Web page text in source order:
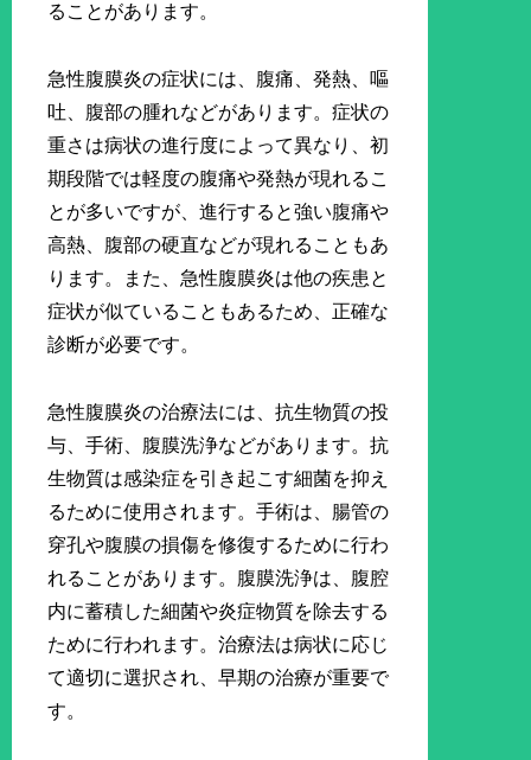
ることがあります。
急性腹膜炎の症状には、腹痛、発熱、嘔
吐、腹部の腫れなどがあります。症状の
重さは病状の進行度によって異なり、初
期段階では軽度の腹痛や発熱が現れるこ
とが多いですが、進行すると強い腹痛や
高熱、腹部の硬直などが現れることもあ
ります。また、急性腹膜炎は他の疾患と
症状が似ていることもあるため、正確な
診断が必要です。
急性腹膜炎の治療法には、抗生物質の投
与、手術、腹膜洗浄などがあります。抗
生物質は感染症を引き起こす細菌を抑え
るために使用されます。手術は、腸管の
穿孔や腹膜の損傷を修復するために行わ
れることがあります。腹膜洗浄は、腹腔
内に蓄積した細菌や炎症物質を除去する
ために行われます。治療法は病状に応じ
て適切に選択され、早期の治療が重要で
す。